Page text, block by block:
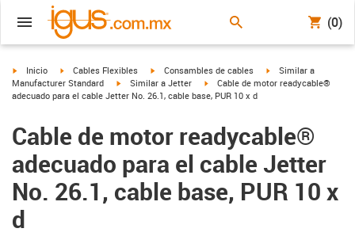
(0)
igus-icon-arrow-right
Inicio igus-icon-arrow-right
Cables Flexibles igus-icon-arrow-right
Consambles de cables igus-icon-arrow-right
Similar a
Manufacturer Standard
igus-icon-arrow-right
Similar a Jetter igus-icon-arrow-right
Cable de motor readycable®
adecuado para el cable Jetter No. 26.1, cable base, PUR 10 x d
Cable de motor readycable®
adecuado para el cable Jetter
No. 26.1, cable base, PUR 10 x
d